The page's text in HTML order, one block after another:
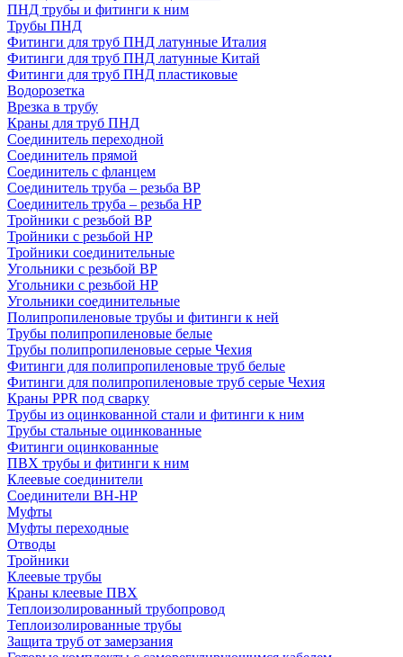
ПНД трубы и фитинги к ним
Трубы ПНД
Фитинги для труб ПНД латунные Италия
Фитинги для труб ПНД латунные Китай
Фитинги для труб ПНД пластиковые
Водорозетка
Врезка в трубу
Краны для труб ПНД
Соединитель переходной
Соединитель прямой
Соединитель с фланцем
Соединитель труба – резьба ВР
Соединитель труба – резьба НР
Тройники с резьбой ВР
Тройники с резьбой НР
Тройники соединительные
Угольники с резьбой ВР
Угольники с резьбой НР
Угольники соединительные
Полипропиленовые трубы и фитинги к ней
Трубы полипропиленовые белые
Трубы полипропиленовые серые Чехия
Фитинги для полипропиленовые труб белые
Фитинги для полипропиленовые труб серые Чехия
Краны PPR под сварку
Трубы из оцинкованной стали и фитинги к ним
Трубы стальные оцинкованные
Фитинги оцинкованные
ПВХ трубы и фитинги к ним
Клеевые соединители
Соединители ВН-НР
Муфты
Муфты переходные
Отводы
Тройники
Клеевые трубы
Краны клеевые ПВХ
Теплоизолированный трубопровод
Теплоизолированные трубы
Защита труб от замерзания